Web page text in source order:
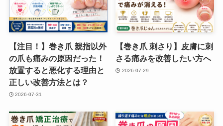
【注目！】巻き爪 親指以外
の爪も痛みの原因だった！
放置すると悪化する理由と
正しい改善方法とは？
2026-07-31
【巻き爪 刺さり】皮膚に刺
さる痛みを改善したい方へ
2026-07-29